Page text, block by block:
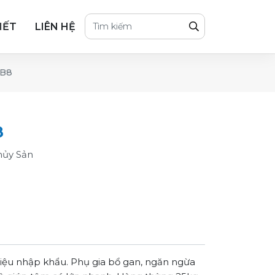
LIÊN HỆ
Sản
nhập khẩu. Phụ gia bổ gan, ngăn ngừa